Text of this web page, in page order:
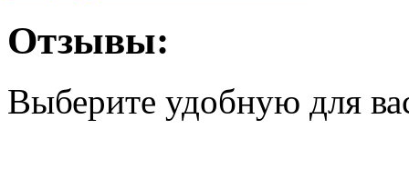
Отзывы:
Выберите удобную для